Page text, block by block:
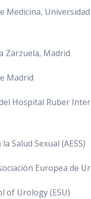
Medicina,
Zarzuela, Madrid
Madrid
Hospital Ruber
Salud Sexual (AESS)
Europea de
of Urology (ESU)